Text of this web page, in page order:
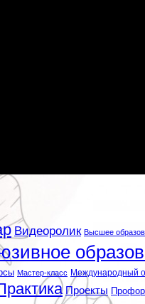
Видеоролик Высшее
Мастер-класс Международный
Проекты